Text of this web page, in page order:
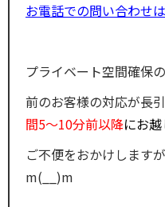
お電話での問い合わせ
プライベート空間確保
前のお客様の対応が長
間5〜10分前以降にお越
ご不便をおかけします
m(__)m